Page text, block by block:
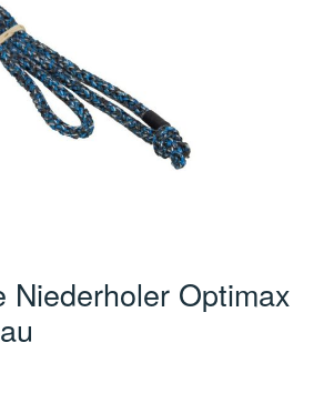
Niederholer Optimax